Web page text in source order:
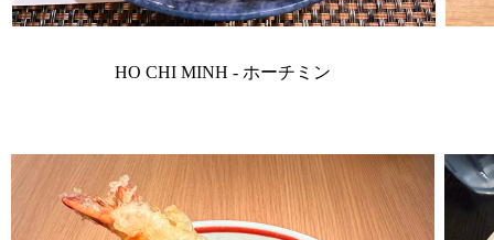
HO CHI MINH - ホーチミン